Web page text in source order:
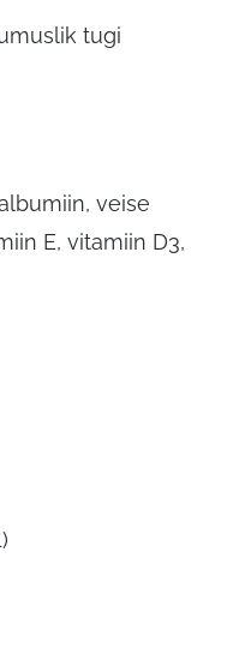
tugi
veise
E, vitamiin D3,